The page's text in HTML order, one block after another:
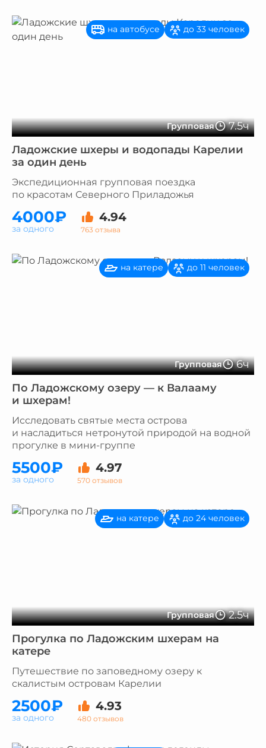
Групповая 7.5ч
на автобусе до 33 человек
Ладожские шхеры и водопады Карелии
за один день
Экспедиционная групповая поездка
по красотам Северного Приладожья
4000₽ 4.94
763 отзыва
за одного
Групповая 6ч
на катере до 11 человек
По Ладожскому озеру — к Валааму
и шхерам!
Исследовать святые места острова
и насладиться нетронутой природой на водной
прогулке в мини-группе
5500₽ 4.97
570 отзывов
за одного
Групповая 2.5ч
на катере до 24 человек
Прогулка по Ладожским шхерам на
катере
Путешествие по заповедному озеру к
скалистым островам Карелии
2500₽ 4.93
480 отзывов
за одного